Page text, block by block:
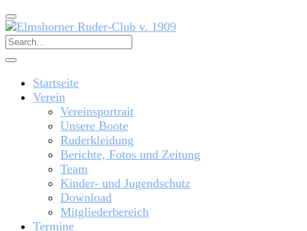
Startseite
Verein
Vereinsportrait
Unsere Boote
Ruderkleidung
Berichte, Fotos und Zeitung
Team
Kinder- und Jugendschutz
Download
Mitgliederbereich
Termine